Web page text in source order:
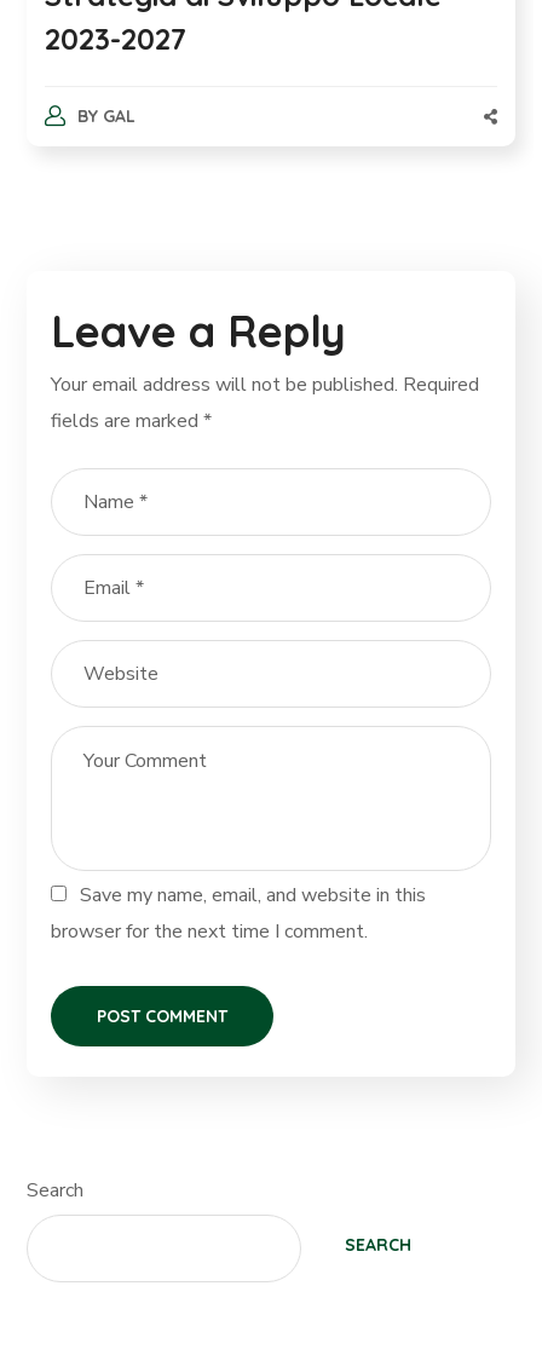
2023-2027
BY GAL
Leave a Reply
Your email address will not be published. Required
fields are marked*
Save my name, email, and website in this
browser for the next time I comment.
Search
SEARCH